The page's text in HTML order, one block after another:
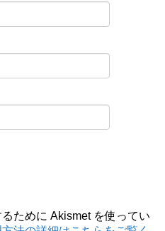
ために Akismet を使ってい